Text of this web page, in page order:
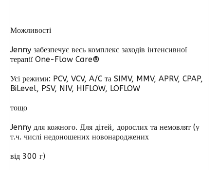
Можливості
Jenny забезпечує весь комплекс заходів інтенсивної
терапії One-Flow Care®
Усі режими: PCV, VCV, A/C та SIMV, MMV, APRV, CPAP,
BiLevel, PSV, NIV, HIFLOW, LOFLOW
тощо
Jenny для кожного. Для дітей, дорослих та немовлят (у
т.ч. числі недоношених новонароджених
від 300 г)